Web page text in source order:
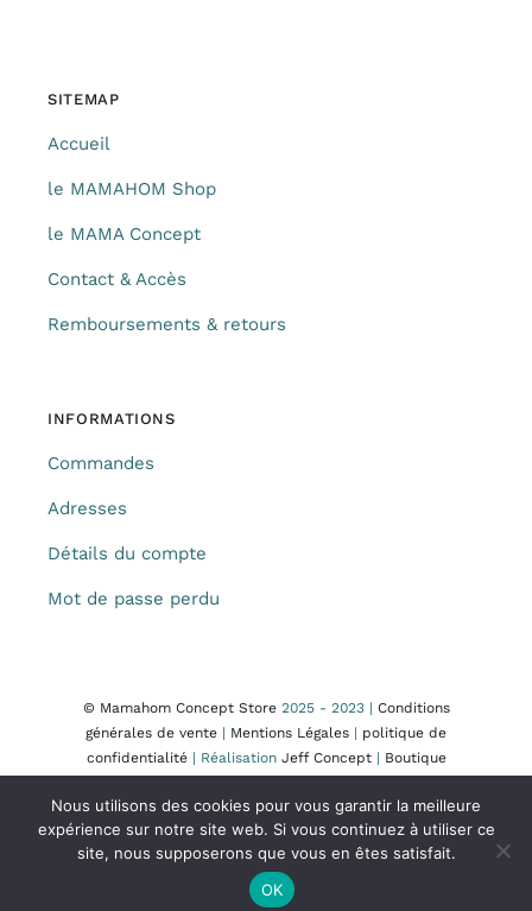
SITEMAP
Accueil
le MAMAHOM Shop
le MAMA Concept
Contact & Accès
Remboursements & retours
INFORMATIONS
Commandes
Adresses
Détails du compte
Mot de passe perdu
© Mamahom Concept Store2025 - 2023 | Conditions
générales de vente | Mentions Légales | politique de
confidentialité| Réalisation Jeff Concept| Boutique
Nous utilisons des cookies pour vous garantir la meilleure
expérience sur notre site web. Si vous continuez à utiliser ce
site, nous supposerons que vous en êtes satisfait.
OK